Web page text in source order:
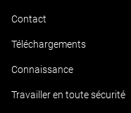
Contact
Téléchargements
Connaissance
Travailler en toute sécurité